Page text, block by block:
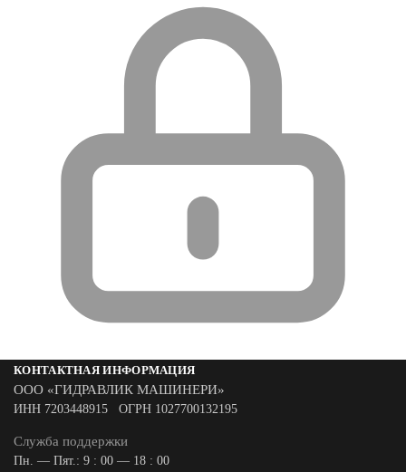
КОНТАКТНАЯ ИНФОРМАЦИЯ
ООО «ГИДРАВЛИК МАШИНЕРИ»
ИНН 7203448915 ОГРН 1027700132195
Служба поддержки
Пн. — Пят.: 9 : 00 — 18 : 00